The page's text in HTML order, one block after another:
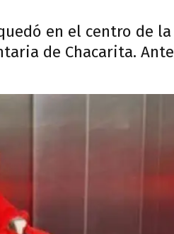
en el centro de la
de Chacarita. Ante